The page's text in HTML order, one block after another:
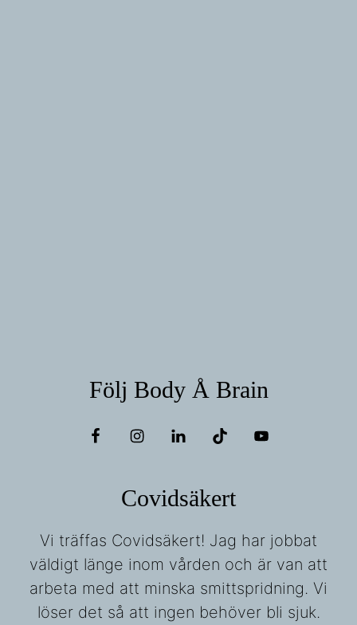
Följ Body Å Brain
Covidsäkert
Vi träffas Covidsäkert! Jag har jobbat
väldigt länge inom vården och är van att
arbeta med att minska smittspridning. Vi
löser det så att ingen behöver bli sjuk.